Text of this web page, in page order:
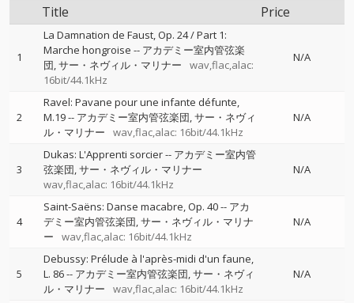
Title Price
1
La Damnation de Faust, Op. 24 / Part 1:
Marche hongroise -- アカデミー室内管弦楽
団 サー・ネヴィル・マリナー
wav,flac,alac:
16bit/44.1kHz
N/A
2
Ravel: Pavane pour une infante défunte,
M.19-- アカデミー室内管弦楽団 サー・ネヴィ
ル・マリナー
wav,flac,alac: 16bit/44.1kHz
N/A
3
Dukas: L'Apprenti sorcier-- アカデミー室内管
弦楽団 サー・ネヴィル・マリナー
wav,flac,alac: 16bit/44.1kHz
N/A
4
Saint-Saëns: Danse macabre, Op. 40-- アカ
デミー室内管弦楽団 サー・ネヴィル・マリナ
ー
wav,flac,alac: 16bit/44.1kHz
N/A
5
Debussy: Prélude à l'après-midi d'un faune,
L. 86-- アカデミー室内管弦楽団 サー・ネヴィ
ル・マリナー
wav,flac,alac: 16bit/44.1kHz
N/A